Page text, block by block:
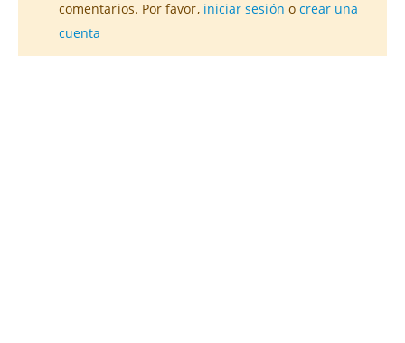
comentarios. Por favor, iniciar sesión o crear una
cuenta